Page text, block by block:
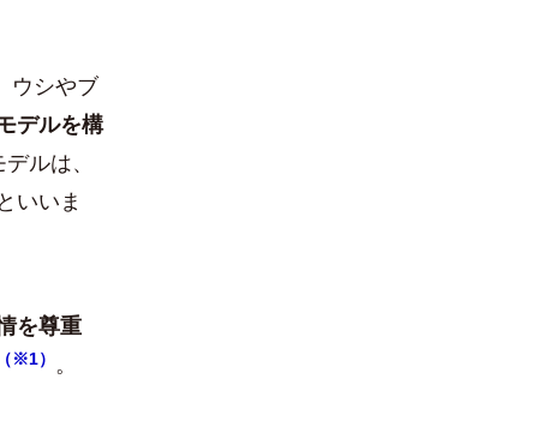
ウシやブ
デルを構
ルは、
といいま
を尊重
（※1） 。